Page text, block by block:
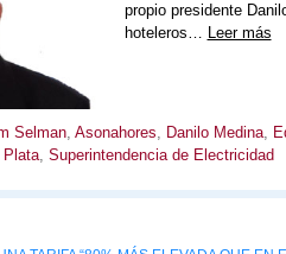
propio presidente
hoteleros… Leer más
Selman, Asonahores Danilo Medina,
Plata, Superintendencia de Electricidad